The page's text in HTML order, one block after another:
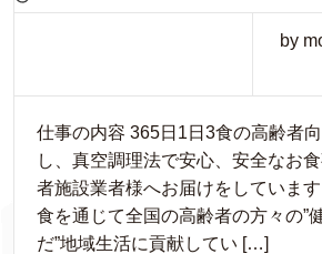
by
仕事の内容 365日1日3食の高齢者
し、真空調理法で安心、安全なお
者施設業者様へお届けをしていま
食を通じて全国の高齢者の方々の”
だ”地域生活に貢献してい […]